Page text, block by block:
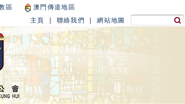
區
澳門傳道地區
主頁
聯絡我們 |網站地圖